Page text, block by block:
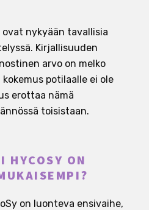
nykyään tavallisia
Kirjallisuuden
arvo on melko
potilaalle ei ole
erottaa nämä
toisistaan.
HYCOSY ON
on luonteva ensivaihe,